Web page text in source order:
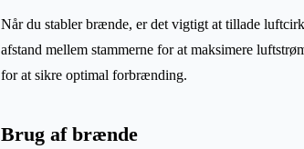
Når du stabler brænde, er det vigtigt at tillade
afstand mellem stammerne for at maksimere
for at sikre optimal forbrænding.
Brug af brænde